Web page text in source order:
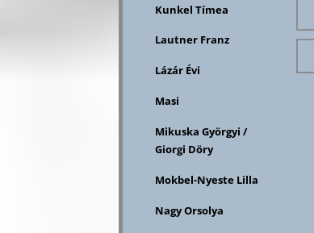
Kunkel Tímea
Lautner Franz
Lázár Évi
Masi
Mikuska Györgyi /
Giorgi Döry
Mokbel-Nyeste Lilla
Nagy Orsolya